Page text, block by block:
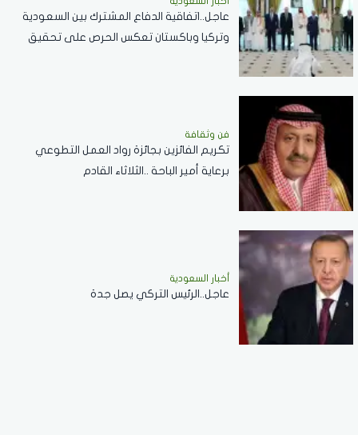
عاجل..اتفاقية الدفاع المشترك بين السعودية
وتركيا وباكستان تعكس الحرص على تحقيق
فن وثقافة
تكريم الفائزين بجائزة رواد العمل التطوعي
برعاية أمير الباحة ..الثلاثاء القادم
أخبار السعودية
عاجل..الرئيس التركي يصل جدة